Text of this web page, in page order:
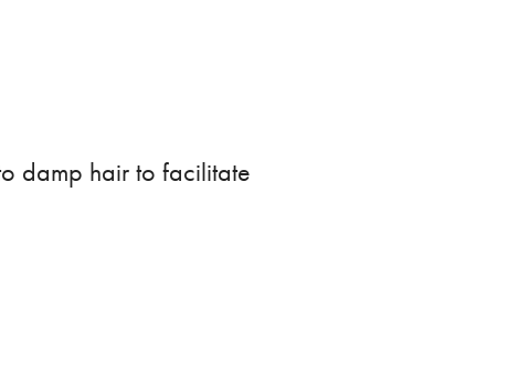
damp hair to facilitate